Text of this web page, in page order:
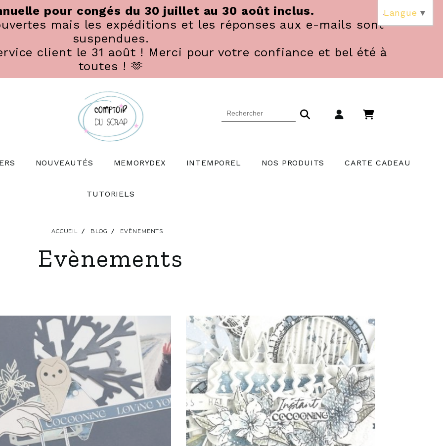
pour congés du 30 juillet au 30 août inclus.
mais les expéditions et les réponses aux e-mails sont
suspendues.
client le 31 août ! Merci pour votre confiance et bel été à
toutes ! 🫶
NOUVEAUTÉS MEMORYDEX INTEMPOREL NOS PRODUITS CARTE CADEAU
TUTORIELS
ACCUEIL BLOG EVÈNEMENTS
Evènements
Langue ▼